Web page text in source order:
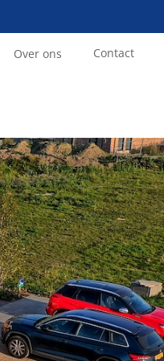
Over ons Contact